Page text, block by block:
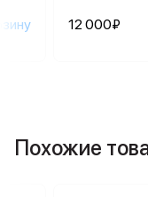
12 000₽
Похожие